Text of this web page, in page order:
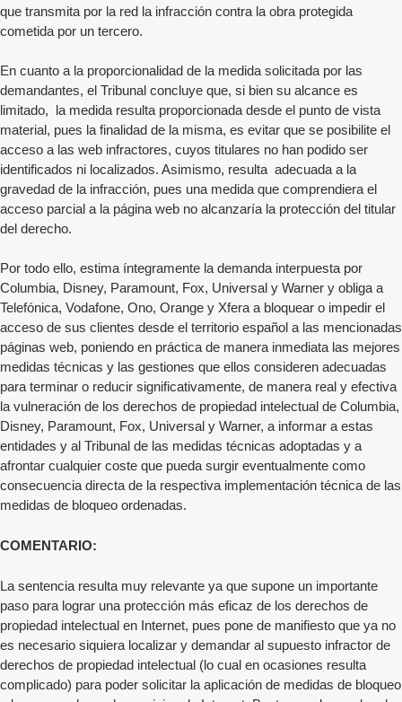
que transmita por la red la infracción contra la obra protegida
cometida por un tercero.
En cuanto a la proporcionalidad de la medida solicitada por las
demandantes, el Tribunal concluye que, si bien su alcance es
limitado, la medida resulta proporcionada desde el punto de vista
material, pues la finalidad de la misma, es evitar que se posibilite el
acceso a las web infractores, cuyos titulares no han podido ser
identificados ni localizados. Asimismo, resulta adecuada a la
gravedad de la infracción, pues una medida que comprendiera el
acceso parcial a la página web no alcanzaría la protección del titular
del derecho.
Por todo ello, estima íntegramente la demanda interpuesta por
Columbia, Disney, Paramount, Fox, Universal y Warner y obliga a
Telefónica, Vodafone, Ono, Orange y Xfera a bloquear o impedir el
acceso de sus clientes desde el territorio español a las mencionadas
páginas web, poniendo en práctica de manera inmediata las mejores
medidas técnicas y las gestiones que ellos consideren adecuadas
para terminar o reducir significativamente, de manera real y efectiva
la vulneración de los derechos de propiedad intelectual de Columbia,
Disney, Paramount, Fox, Universal y Warner, a informar a estas
entidades y al Tribunal de las medidas técnicas adoptadas y a
afrontar cualquier coste que pueda surgir eventualmente como
consecuencia directa de la respectiva implementación técnica de las
medidas de bloqueo ordenadas.
COMENTARIO:
La sentencia resulta muy relevante ya que supone un importante
paso para lograr una protección más eficaz de los derechos de
propiedad intelectual en Internet, pues pone de manifiesto que ya no
es necesario siquiera localizar y demandar al supuesto infractor de
derechos de propiedad intelectual (lo cual en ocasiones resulta
complicado) para poder solicitar la aplicación de medidas de bloqueo